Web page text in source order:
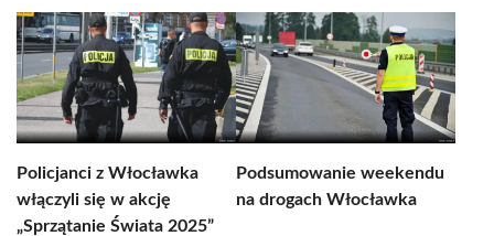
Policjanci z Włocławka
włączyli się w akcję
„Sprzątanie Świata 2025”
Podsumowanie weekendu
na drogach Włocławka